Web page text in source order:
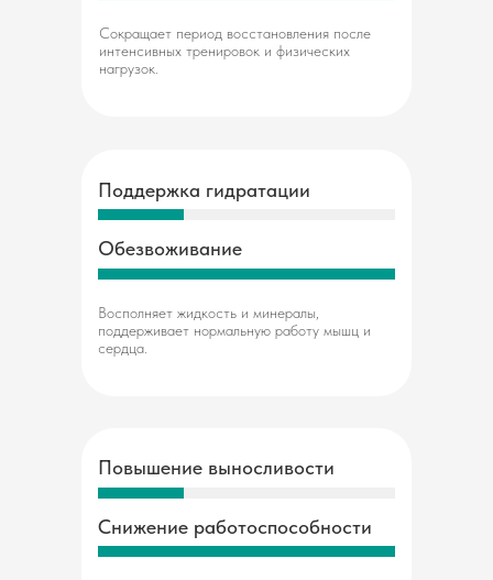
Сокращает период восстановления после
интенсивных тренировок и физических
нагрузок.
Восполняет жидкость и минералы,
поддерживает нормальную работу мышц и
сердца.
Поддержка гидратации
Обезвоживание
Повышение выносливости
Снижение работоспособности